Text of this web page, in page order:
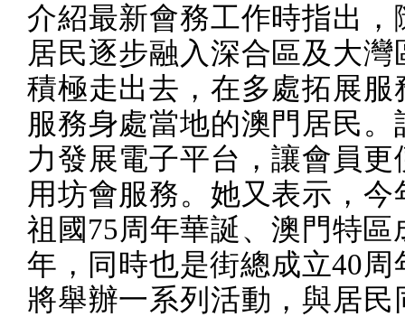
介紹最新會務工作時指出，
居民逐步融入深合區及大灣
積極走出去，在多處拓展服
服務身處當地的澳門居民。
力發展電子平台，讓會員更
用坊會服務。她又表示，今
祖國 75周年華誕、澳門特區
年，同時也是街總成立40周
將舉辦一系列活動，與居民